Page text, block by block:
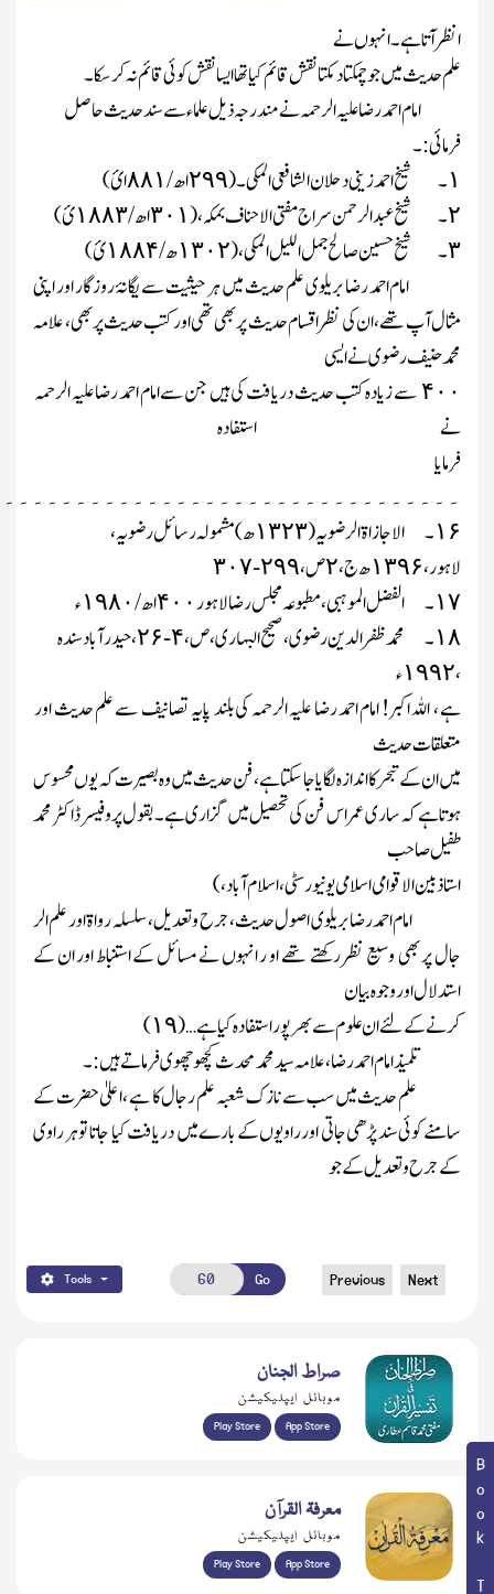
انظر آتا ہے ۔ انہوں نے
علم حدیث میں جو چمکتا دمکتا نقش قائم کیا تھا ایسا نقش کوئی قائم نہ کر سکا ۔
امام احمد رضا علیہ الرحمہ نے مندرجہ ذیل علماء سے سند حدیث حاصل
فرمائی :۔
۱۔ شیخ احمد زینی دحلان الشافعی المکی۔ (۲۹۹اھ/۸۸۱ائ)
۲۔ شیخ عبد الرحمن سراج مفتی الاحناف بمکہ ، (۳۰۱اھ/۱۸۸۳ئ)
۳۔ شیخ حسین صالح جمل اللیل المکی ، (۱۳۰۲ھ/۱۸۸۴ئ)
امام احمد رضا بریلوی علم حدیث میں ہر حیثیت سے یگانۂ روزگار اور اپنی
مثال آپ تھے، ان کی نظر اقسام حدیث پر بھی تھی اور کتب حدیث پر بھی، علامہ
محمد حنیف رضوی نے ایسی
۴۰۰ سے زیادہ کتب حدیث دریافت کی ہیں جن سے امام احمد رضا علیہ الرحمہ
نے استفادہ
فرمایا
۱۶۔ الاجازاۃ الرضویہ(۱۳۲۳ھ)مشمولہ رسائل رضویہ ،
لاہور،۱۳۹۶ھ ج،۲ص،۲۹۹-۳۰۷
۱۷۔ الفضل الموہبی ، مطبوعہ مجلس رضا لاہور۴۰۰اھ /۱۹۸۰ء
۱۸۔ محمد ظفر الدین رضوی ، صحیح البہاری ، ص،۴-۲۶، حیدرآباد سندہ
،۱۹۹۲ء
ہے ، اللہ اکبر! امام احمد رضا علیہ الرحمہ کی بلند پایہ تصانیف سے علم حدیث اور
متعلقات حدیث
میں ان کے تبحر کا اندازہ لگایا جا سکتاہے، فن حدیث میں وہ بصیرت کہ یو ں محسوس
ہوتا ہے کہ ساری عمر اس فن کی تحصیل میں گزاری ہے۔ بقول پروفیسر ڈاکٹر محمد
طفیل صاحب
استاذ بین الاقوامی اسلامی یونیورسٹی ، اسلام آباد،)
امام احمد رضا بریلوی اصول حدیث، جرح و تعدیل ، سلسلہ رواۃ اور علم الر
جال پر بھی وسیع نظر رکھتے تھے او ر انہوں نے مسائل کے استنباط اور ان کے
استدلال اور وجوہ بیان
کرنے کے لئے ان علوم سے بھر پور استفادہ کیا ہے …(۱۹)
تلمیذ امام احمد رضا، علامہ سید محمد محدث کچھوچھوی فرماتے ہیں:۔
علم حدیث میں سب سے نازک شعبہ علم رجال کا ہے ،اعلیٰ حضرت کے
سامنے کوئی سند پڑھی جاتی اورراویوں کے بارے میں دریافت کیا جاتا تو ہر راوی
کے جرح و تعدیل کے جو
Tools Go Previous Next
صراط الجنان
موبائل ایپلیکیشن
Play Store App Store
معرفۃ القرآن
موبائل ایپلیکیشن
Play Store App Store